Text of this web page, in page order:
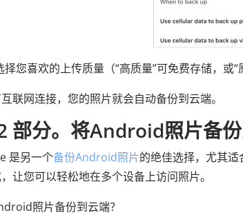
择您喜欢的上传质量（“高质量”可免费存储，
联网连接，您的照片就会自动备份到云端。
部分。将Android照片备
是另一个备份Android照片的绝佳选择，尤其
让您可以轻松地在多个设备上访问照片。
照片备份到云端？